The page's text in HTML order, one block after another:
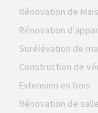
Rénovation de
Rénovation
Surélévation de
Construction de
Extension en bois
Rénovation de